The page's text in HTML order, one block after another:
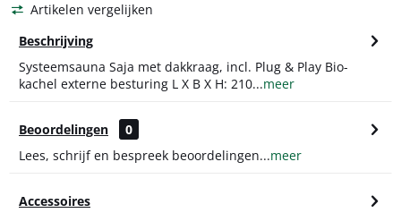
Artikelen vergelijken
Beschrijving
Systeemsauna Saja met dakkraag, incl. Plug & Play Bio-
kachel externe besturing L X B X H: 210...meer
Beoordelingen
0
Lees, schrijf en bespreek beoordelingen...meer
Accessoires